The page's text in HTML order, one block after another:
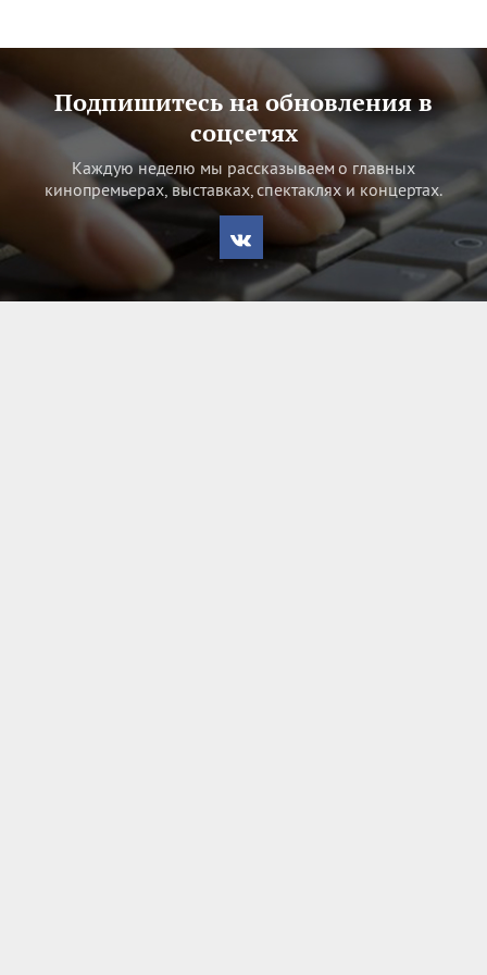
Подпишитесь на обновления в
соцсетях
Каждую неделю мы рассказываем о главных
кинопремьерах, выставках, спектаклях и концертах.